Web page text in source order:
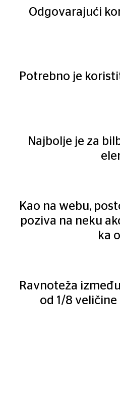
Odgovarajući
Potrebno je
Najbolje je za
Kao na webu,
poziva na neku
ka
Ravnoteža
od 1/8